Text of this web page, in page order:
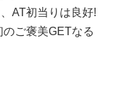
AT初当りは良好!
ご褒美GETなる